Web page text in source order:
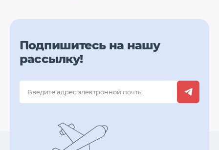
Подпишитесь на нашу
рассылку!